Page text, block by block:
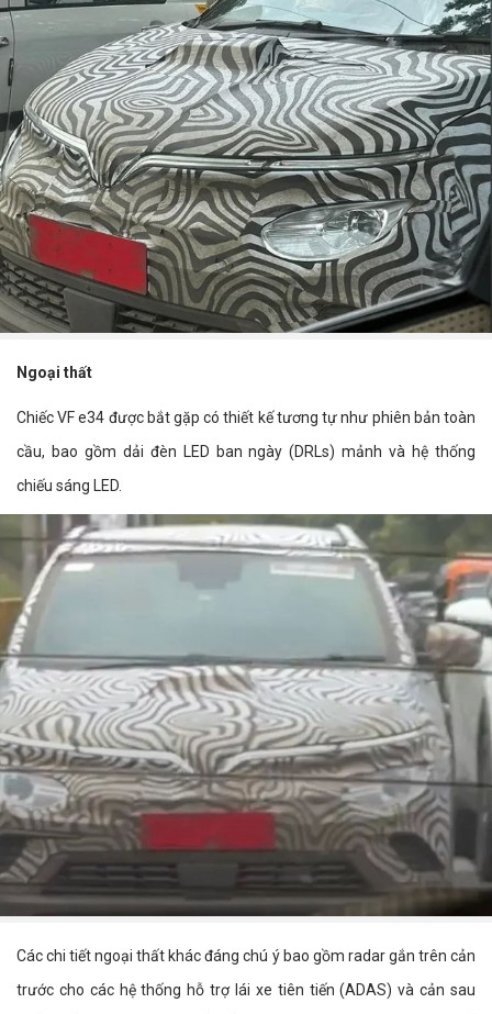
Ngoại thất
Chiếc VF e34 được bắt gặp có thiết kế tương tự như phiên bản toàn
cầu, bao gồm dải đèn LED ban ngày (DRLs) mảnh và hệ thống
chiếu sáng LED.
Các chi tiết ngoại thất khác đáng chú ý bao gồm radar gắn trên cản
trước cho các hệ thống hỗ trợ lái xe tiên tiến (ADAS) và cản sau